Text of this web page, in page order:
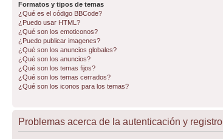
Formatos y tipos de temas
¿Qué es el código BBCode?
¿Puedo usar HTML?
¿Qué son los emoticonos?
¿Puedo publicar imagenes?
¿Qué son los anuncios globales?
¿Qué son los anuncios?
¿Qué son los temas fijos?
¿Qué son los temas cerrados?
¿Qué son los iconos para los temas?
Problemas acerca de la autenticación y registro